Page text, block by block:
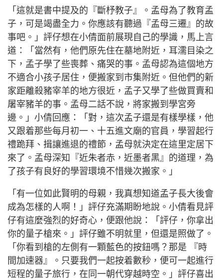
「這就是書中提及的『斷杼教子』。孟母為了教育孟
子，可是竭盡全力。你應該有聽過『孟母三遷』的故
事吧。」評仔想在小倩面前展現自己的學識，馬上言
道：「當然有，他們原先住在墓地附近，耳濡目染之
下，孟子學了些喪葬、痛哭的事。孟母認為這個地方
不適合小孩子居住，便搬家到市集附近。但他們的新
家距離殺豬宰羊的地方很近，孟子又學了些做買賣和
屠宰豬羊的事。孟母二話不說，將家搬到學宮旁
邊。」小倩回應：「對，這次孟子還是有樣學樣，他
又跟着那些每月初一、十五進文廟的官員，學習起行
禮跪拜、揖讓進退的禮節，孟母就決定在這里定居下
來了。孟母深知『近朱者赤，近墨者黑』的道理，為
了孩子有良好的學習環境不惜幾次搬家。」
「有一位如此賢明的母親，我真想知道孟子長大後會
成為怎樣的人啊！」評仔充滿期盼地說。小倩看見評
仔有這麼強烈的好奇心，便跟他說：「評仔，你拿出
你的量子槍來。」評仔雖不明就里，但還是照做了。
「你看到槍的左側有一顆藍色的按鈕嗎？那是 『時
間加速器』。只要我們一起按着數秒，便可一起進行
短程的量子旅行，在同一朝代穿越時空。」評仔喜出